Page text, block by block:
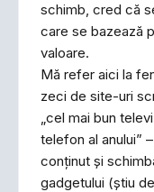
schimb, cred că
care se bazează
valoare.
Mă refer aici la
zeci de site-uri
„cel mai bun
telefon al anului”
conținut și
gadgetului (știu